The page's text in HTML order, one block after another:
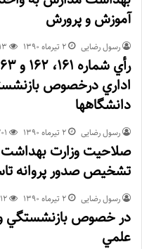
آموزش و پرورش
رسول رضایی ۲ تیر‌ماه ۱۳۹۰
اداري درخصوص
دانشگاهها
رسول رضایی ۲ تیر‌ماه ۱۳۹۰
صلاحيت وزارت
تشخيص صدور پروانه
رسول رضایی ۲ تیر‌ماه ۱۳۹۰
در خصوص بازنشستگي
علمي